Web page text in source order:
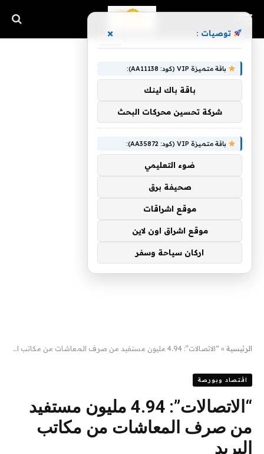
الرئيسية » “الاتصالات”: 4.94 مليون مستفيد من صرف المعاشات من مكاتب البريد
اقتصاد وبورصة
“الاتصالات”: 4.94 مليون مستفيد
من صرف المعاشات من مكاتب
البريد
توصيات : ×
باقة متميزة VIP (كود: AA11138):
باقة باك لينك
شركة تحسين محركات البحث
باقة متميزة VIP (كود: AA35872):
ضوء التعليمي
صحيفة برق
موقع اشراقات
موقع اشراق اون لاين
اركان سياحة وسفر